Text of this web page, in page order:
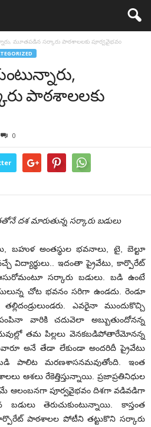
మూతపడిన సర్కారు పాఠశాలలకు పూర్వవైభవం
పాఠశాలలకు
0
దశ మారుతున్న సర్కారు బడులు
బహుళ అంతస్థుల భవనాలు, టై, బెల్టూ
విద్యార్థులు.. ఇదంతా ప్రైవేటు, కార్పొరేట్‌
సర్కారు బడులు. బడి ఉంటే
చోట భవనం సరిగా ఉండదు. రెండూ
ఎవరైనా ముందుకొచ్చి
పంపినా వారికి చదువెలా అబ్బుతుందోనన్న
తమ పిల్లలు వెనకబడిపోతారేమోనన్న
అనే తేడా లేకుండా అందరిదీ ప్రైవేటు
పాలిట మరణశాసనమవుతోంది. ఇంత
ఆశలు రేకెత్తిస్తున్నాయి. ప్రజాప్రతినిధుల
ఆలంబనగా పూర్వవైభవం దిశగా వడివడిగా
బడులు తెరుచుకుంటున్నాయి. కాస్తంత
పాఠశాలల పోటీని తట్టుకొని సర్కారు